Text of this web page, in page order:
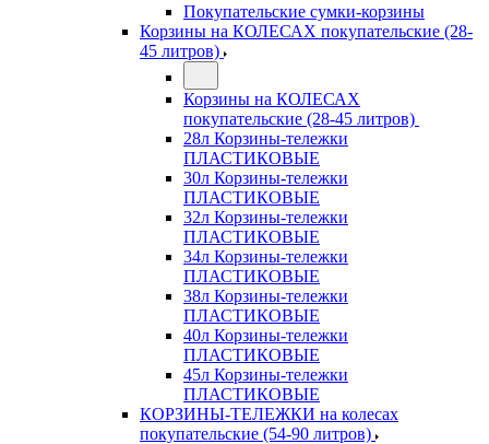
Покупательские сумки-корзины
Корзины на КОЛЕСАХ покупательские (28-
45 литров)
Корзины на КОЛЕСАХ
покупательские (28-45 литров)
28л Корзины-тележки
ПЛАСТИКОВЫЕ
30л Корзины-тележки
ПЛАСТИКОВЫЕ
32л Корзины-тележки
ПЛАСТИКОВЫЕ
34л Корзины-тележки
ПЛАСТИКОВЫЕ
38л Корзины-тележки
ПЛАСТИКОВЫЕ
40л Корзины-тележки
ПЛАСТИКОВЫЕ
45л Корзины-тележки
ПЛАСТИКОВЫЕ
КОРЗИНЫ-ТЕЛЕЖКИ на колесах
покупательские (54-90 литров)